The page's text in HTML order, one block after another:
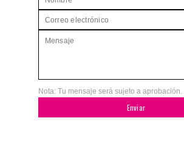
Nota: Tu mensaje será sujeto a aprobación.
Enviar